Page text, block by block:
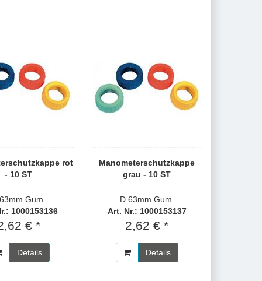
rot
- 10 ST
Gum.
1000153136
€ *
Details
Manometerschutzkappe
grau - 10 ST
D.63mm Gum.
Art. Nr.: 1000153137
2,62 € *
Details